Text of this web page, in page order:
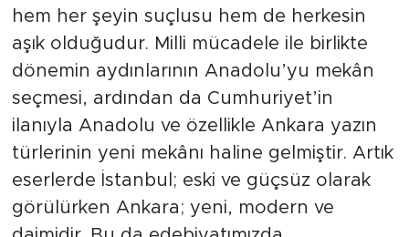
hem her şeyin suçlusu hem de herkesin
aşık olduğudur. Milli mücadele ile birlikte
dönemin aydınlarının Anadolu’yu mekân
seçmesi, ardından da Cumhuriyet’in
ilanıyla Anadolu ve özellikle Ankara yazın
türlerinin yeni mekânı haline gelmiştir. Artık
eserlerde İstanbul; eski ve güçsüz olarak
görülürken Ankara; yeni, modern ve